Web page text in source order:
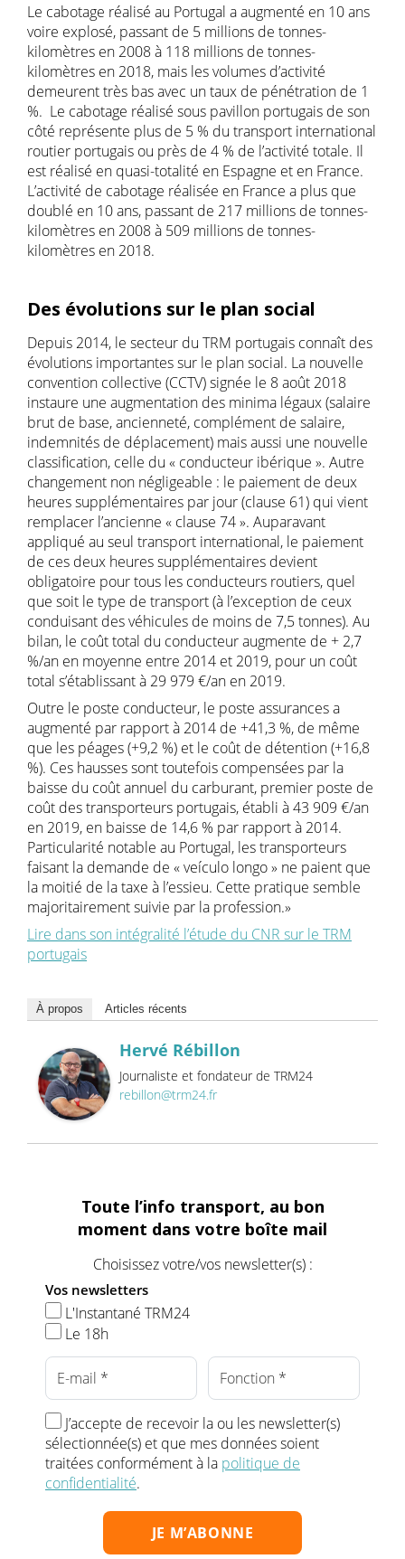
Le cabotage réalisé au Portugal a augmenté en 10 ans
voire explosé, passant de 5 millions de tonnes-
kilomètres en 2008 à 118 millions de tonnes-
kilomètres en 2018, mais les volumes d’activité
demeurent très bas avec un taux de pénétration de 1
%. Le cabotage réalisé sous pavillon portugais de son
côté représente plus de 5 % du transport international
routier portugais ou près de 4 % de l’activité totale. Il
est réalisé en quasi-totalité en Espagne et en France.
L’activité de cabotage réalisée en France a plus que
doublé en 10 ans, passant de 217 millions de tonnes-
kilomètres en 2008 à 509 millions de tonnes-
kilomètres en 2018.
Des évolutions sur le plan social
Depuis 2014, le secteur du TRM portugais connaît des
évolutions importantes sur le plan social. La nouvelle
convention collective (CCTV) signée le 8 août 2018
instaure une augmentation des minima légaux (salaire
brut de base, ancienneté, complément de salaire,
indemnités de déplacement) mais aussi une nouvelle
classification, celle du « conducteur ibérique ». Autre
changement non négligeable : le paiement de deux
heures supplémentaires par jour (clause 61) qui vient
remplacer l’ancienne « clause 74 ». Auparavant
appliqué au seul transport international, le paiement
de ces deux heures supplémentaires devient
obligatoire pour tous les conducteurs routiers, quel
que soit le type de transport (à l’exception de ceux
conduisant des véhicules de moins de 7,5 tonnes). Au
bilan, le coût total du conducteur augmente de + 2,7
%/an en moyenne entre 2014 et 2019, pour un coût
total s’établissant à 29 979 €/an en 2019.
Outre le poste conducteur, le poste assurances a
augmenté par rapport à 2014 de +41,3 %, de même
que les péages (+9,2 %) et le coût de détention (+16,8
%). Ces hausses sont toutefois compensées par la
baisse du coût annuel du carburant, premier poste de
coût des transporteurs portugais, établi à 43 909 €/an
en 2019, en baisse de 14,6 % par rapport à 2014.
Particularité notable au Portugal, les transporteurs
faisant la demande de « veículo longo » ne paient que
la moitié de la taxe à l’essieu. Cette pratique semble
majoritairement suivie par la profession.»
Lire dans son intégralité l’étude du CNR sur le TRM
portugais
À propos Articles récents
Hervé Rébillon
Journaliste et fondateur de TRM24
rebillon@trm24.fr
Toute l’info transport, au bon
moment dans votre boîte mail
Choisissez votre/vos newsletter(s) :
Vos newsletters
L'Instantané TRM24
Le 18h
J’accepte de recevoir la ou les newsletter(s)
sélectionnée(s) et que mes données soient
traitées conformément à la politique de
confidentialité.